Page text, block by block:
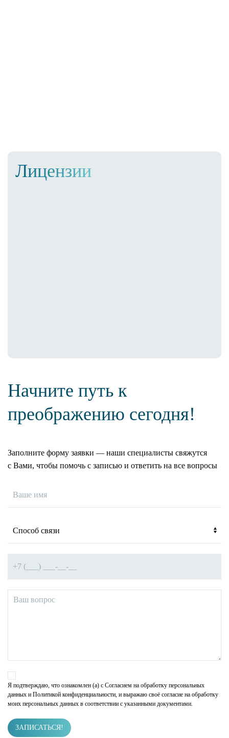
Лицензии
Начните путь к
преображению сегодня!
Заполните форму заявки — наши специалисты свяжутся
с Вами, чтобы помочь с записью и ответить на все вопросы
Я подтверждаю, что ознакомлен (а) с Согласием на обработку персональных
данных и Политикой конфиденциальности, и выражаю своё согласие на обработку
моих персональных данных в соответствии с указанными документами.
ЗАПИСАТЬСЯ!